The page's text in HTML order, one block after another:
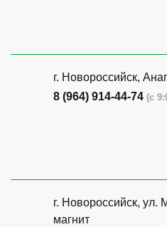
г. Новороссийск,
8 (964) 914-44-74 (с
г. Новороссийск,
магнит